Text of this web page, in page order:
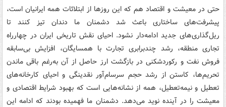
حتی در معیشت و اقتصاد هم که این روزها از ابتلائات همه ایرانیان است،
پیشرفت‌های ساختاری باعث شد دشمنان ما دندان تیز کنند تا
ریل‌گذاری‌های جدید ادامه‌دار نشود. احیای نقش تاریخی ایران در چهارراه
تجاری منطقه، رشد چندبرابری تجارت با همسایگان، افزایش بی‌سابقه
فروش نفت و رکوردشکنی در بازگشت ارز حاصل از آن به‌رغم باقی ماندن
تحریم‌ها، کاستن از رشد حجم سرسام‌آور نقدینگی و احیای کارخانه‌های
تعطیل و نیمه‌تعطیل، همه از نشانه‌هایی است که بهبود شرایط اقتصادی و
معیشت را در آینده نوید می‌دهد. دشمنان ما فهمیده بودند که ادامه این